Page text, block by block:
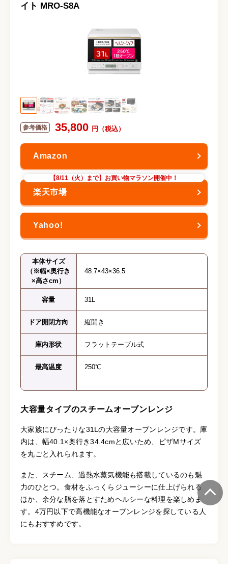
イト MRO-S8A
35,800
【8/11（火）まで】お買い物マラソン開催中！
本体サイズ
（※幅×奥行き
×高さcm）
48.7×43×36.5
容量 31L
ドア開閉方向 縦開き
庫内形状 フラットテーブル式
最高温度 250℃
大容量タイプのスチームオーブンレンジ
大家族にぴったりな31Lの大容量オーブンレンジです。庫
内は、幅40.1×奥行き34.4cmと広いため、ピザMサイズ
を丸ごと入れられます。
また、スチーム、過熱水蒸気機能も搭載しているのも魅
力のひとつ。食材をふっくらジューシーに仕上げられる
ほか、余分な脂を落とすためヘルシーな料理を楽しめま
す。4万円以下で高機能なオーブンレンジを探している人
にもおすすめです。